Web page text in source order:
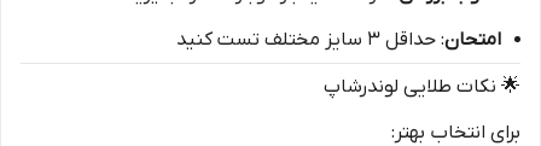
امتحان: حداقل ۳ سایز مختلف تست کنید
🌟 نکات طلایی لوندرشاپ
برای انتخاب بهتر: